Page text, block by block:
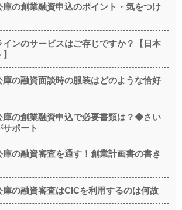
庫の創業融資申込のポイント・気をつけ
インのサービスはご存じですか？【日本
庫の融資面談時の服装はどのような恰好
庫の創業融資申込で必要書類は？◆さい
ポート
庫の融資審査を通す！創業計画書の書き
庫の融資審査はCICを利用するのは何故